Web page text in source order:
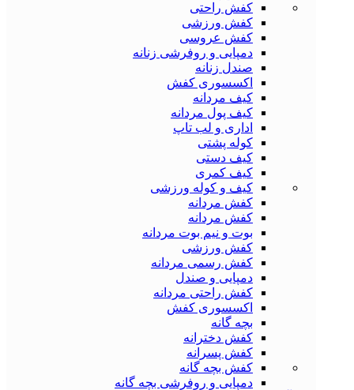
کفش راحتی
کفش ورزشی
کفش عروسی
دمپایی و روفرشی زنانه
صندل زنانه
اکسسوری کفش
کیف مردانه
کیف پول مردانه
اداری و لب تاپ
کوله پشتی
کیف دستی
کیف کمری
کیف و کوله ورزشی
کفش مردانه
کفش مردانه
بوت و نیم بوت مردانه
کفش ورزشی
کفش رسمی مردانه
دمپایی و صندل
کفش راحتی مردانه
اکسسوری کفش
بچه گانه
کفش دخترانه
کفش پسرانه
کفش بچه گانه
دمپایی و روفرشی بچه گانه